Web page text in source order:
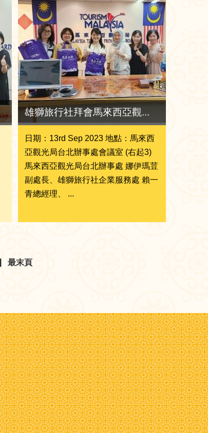
雄獅旅行社拜會馬來西亞觀...
日期：13rd Sep 2023 地點：馬來西
亞觀光局台北辦事處會議室 (右起3)
馬來西亞觀光局台北辦事處 娜伊瑪荳
副處長、雄獅旅行社企業服務處 賴一
青總經理、 ...
最末頁